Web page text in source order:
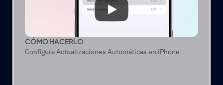
CÓMO HACERLO
Configura Actualizaciones Automáticas en iPhone